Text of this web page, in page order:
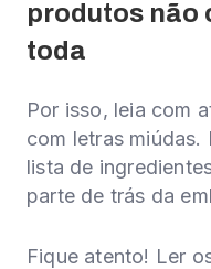
produtos não
toda
Por isso, leia com
com letras miúdas.
lista de
parte de trás da
Fique atento! Ler